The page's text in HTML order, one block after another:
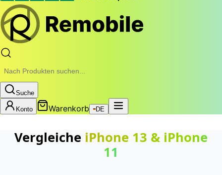
Suche
Konto Warenkorb DE
Vergleiche iPhone 13 & iPhone
11